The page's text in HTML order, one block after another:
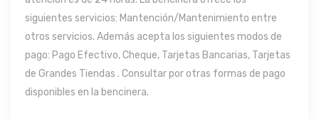
siguientes servicios: Mantención/Mantenimiento entre
otros servicios. Además acepta los siguientes modos de
pago: Pago Efectivo, Cheque, Tarjetas Bancarias, Tarjetas
de Grandes Tiendas . Consultar por otras formas de pago
disponibles en la bencinera.